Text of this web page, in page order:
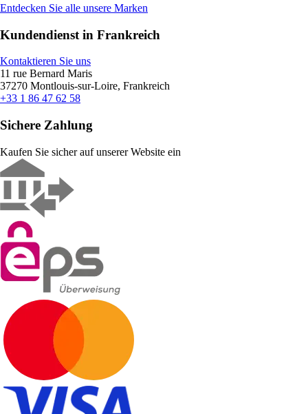
Entdecken Sie alle unsere Marken
Kundendienst in Frankreich
Kontaktieren Sie uns
11 rue Bernard Maris
37270 Montlouis-sur-Loire, Frankreich
+33 1 86 47 62 58
Sichere Zahlung
Kaufen Sie sicher auf unserer Website ein